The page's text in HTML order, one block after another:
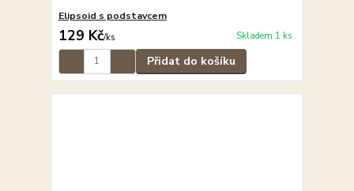
Elipsoid s podstavcem
129 Kč/ks Skladem 1 ks
Přidat do košíku